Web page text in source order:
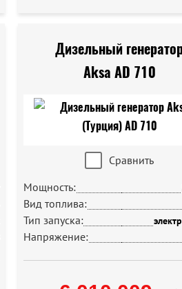
Дизельный
Aksa AD 710
Сравнить
Мощность:
Вид топлива:
Тип запуска:
Напряжение: